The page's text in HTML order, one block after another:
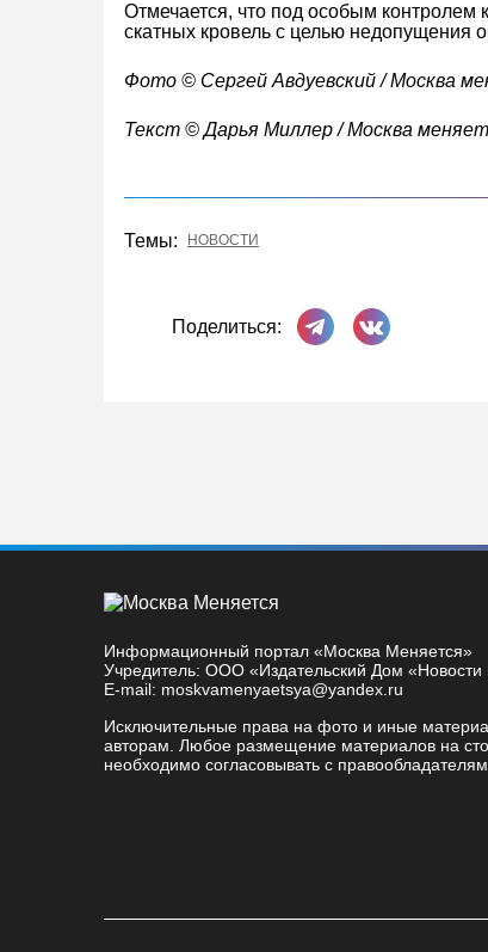
Отмечается, что под особым контролем
скатных кровель с целью недопущения
Фото © Cергей Авдуевский / Москва
Текст © Дарья Миллер / Москва
Темы: НОВОСТИ
Поделиться:
Поделиться в
Поделиться
Информационный портал «Москва Меняется»
Учредитель: ООО «Издательский Дом «Новости
E-mail: moskvamenyaetsya@yandex.ru
Исключительные права на фото и иные
авторам. Любое размещение материалов на
необходимо согласовывать с правообладателям.